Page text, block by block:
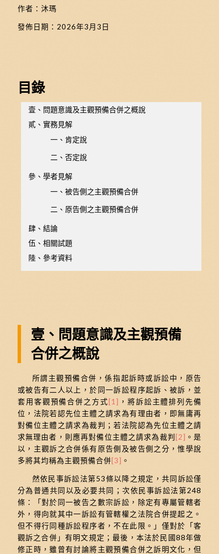
作者：沐瑪
發佈日期： 2026年3月3日
目錄
壹、問題意識及主觀預備合併之概說
貳、實務見解
一、肯定說
二、否定說
參、學者見解
一、被告側之主觀預備合併
二、原告側之主觀預備合併
肆、結論
伍、相關試題
陸、參考資料
壹、問題意識及主觀預備
合併之概說
所謂主觀預備合併，係指起訴時或訴訟中，原告
或被告有二人以上，於同一訴訟程序起訴、被訴，並
套用客觀預備合併之方式[1] ，將訴訟主體排列先備
位，法院若認先位主體之請求為有理由者，即無庸再
對備位主體之請求為裁判；若法院認為先位主體之請
求無理由者，則應再對備位主體之請求為裁判[2] 。是
以，主觀訴之合併係有原告側及被告側之分，惟學說
多將其均稱為主觀預備合併[3] 。
然依民事訴訟法第53條以降之規定，共同訴訟僅
分為普通共同以及必要共同；次依民事訴訟法第248
條：「對於同一被告之數宗訴訟，除定有專屬管轄者
外，得向就其中一訴訟有管轄權之法院合併提起之。
但不得行同種訴訟程序者，不在此限。」僅對於「客
觀訴之合併」有明文規定；最後，本法於民國88年做
修正時，雖曾有討論將主觀預備合併之訴明文化，但